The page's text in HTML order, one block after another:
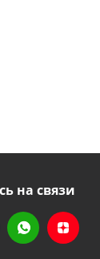
на связи